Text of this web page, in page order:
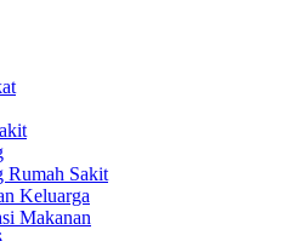
Rumah Sakit
Keluarga
Makanan